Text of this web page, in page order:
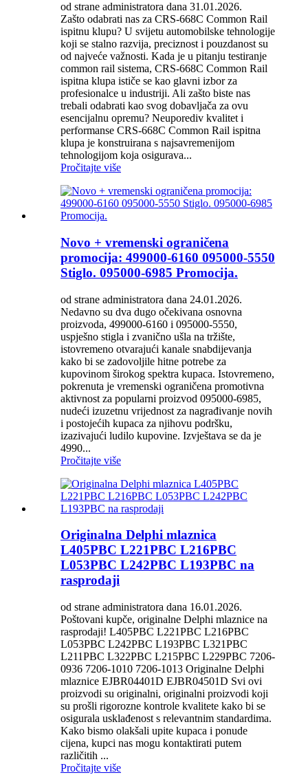
od strane administratora dana 31.01.2026.
Zašto odabrati nas za CRS-668C Common Rail
ispitnu klupu? U svijetu automobilske tehnologije
koji se stalno razvija, preciznost i pouzdanost su
od najveće važnosti. Kada je u pitanju testiranje
common rail sistema, CRS-668C Common Rail
ispitna klupa ističe se kao glavni izbor za
profesionalce u industriji. Ali zašto biste nas
trebali odabrati kao svog dobavljača za ovu
esencijalnu opremu? Neuporediv kvalitet i
performanse CRS-668C Common Rail ispitna
klupa je konstruirana s najsavremenijom
tehnologijom koja osigurava...
Pročitajte više
Novo + vremenski ograničena
promocija: 499000-6160 095000-5550
Stiglo. 095000-6985 Promocija.
od strane administratora dana 24.01.2026.
Nedavno su dva dugo očekivana osnovna
proizvoda, 499000-6160 i 095000-5550,
uspješno stigla i zvanično ušla na tržište,
istovremeno otvarajući kanale snabdijevanja
kako bi se zadovoljile hitne potrebe za
kupovinom širokog spektra kupaca. Istovremeno,
pokrenuta je vremenski ograničena promotivna
aktivnost za popularni proizvod 095000-6985,
nudeći izuzetnu vrijednost za nagrađivanje novih
i postojećih kupaca za njihovu podršku,
izazivajući ludilo kupovine. Izvještava se da je
4990...
Pročitajte više
Originalna Delphi mlaznica
L405PBC L221PBC L216PBC
L053PBC L242PBC L193PBC na
rasprodaji
od strane administratora dana 16.01.2026.
Poštovani kupče, originalne Delphi mlaznice na
rasprodaji! L405PBC L221PBC L216PBC
L053PBC L242PBC L193PBC L321PBC
L211PBC L322PBC L215PBC L229PBC 7206-
0936 7206-1010 7206-1013 Originalne Delphi
mlaznice EJBR04401D EJBR04501D Svi ovi
proizvodi su originalni, originalni proizvodi koji
su prošli rigorozne kontrole kvalitete kako bi se
osigurala usklađenost s relevantnim standardima.
Kako bismo olakšali upite kupaca i ponude
cijena, kupci nas mogu kontaktirati putem
različitih ...
Pročitajte više